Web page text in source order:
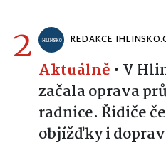
2 REDAKCE
Aktuálně • V
začala oprava
radnice. Řidiče
objížďky i